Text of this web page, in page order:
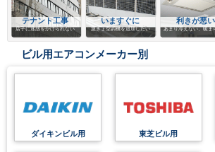
テナント工事
店子に迷惑をかけられない
いますぐに
急きょ空調機を追加したい
利きが悪い
あまり冷えない、暖ま
ビル用エアコンメーカー別
ダイキンビル用 東芝ビル用